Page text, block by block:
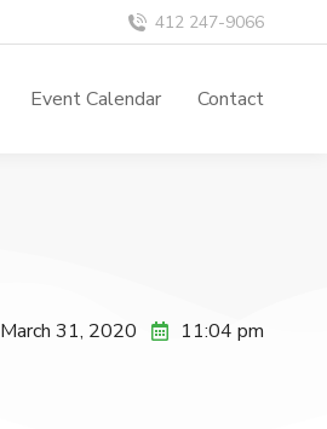
412 247-9066
Event Calendar Contact
March 31, 2020 11:04 pm